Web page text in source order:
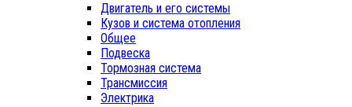
Двигатель и его системы
Кузов и система отопления
Общее
Подвеска
Тормозная система
Трансмиссия
Электрика